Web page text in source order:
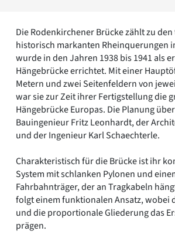
Suchbegriff eingeben
Die Rodenkirchener Brücke zählt zu
historisch markanten Rheinquerungen
wurde in den Jahren 1938 bis 1941 als
Hängebrücke errichtet. Mit einer
Metern und zwei Seitenfeldern von
war sie zur Zeit ihrer Fertigstellung die
Hängebrücke Europas. Die Planung
Bauingenieur Fritz Leonhardt, der
und der Ingenieur Karl Schaechterle.
Charakteristisch für die Brücke ist ihr
System mit schlanken Pylonen und
Fahrbahnträger, der an Tragkabeln
folgt einem funktionalen Ansatz, wobei
und die proportionale Gliederung das
prägen.